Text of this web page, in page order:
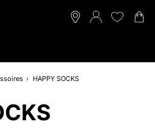
HAPPY SOCKS